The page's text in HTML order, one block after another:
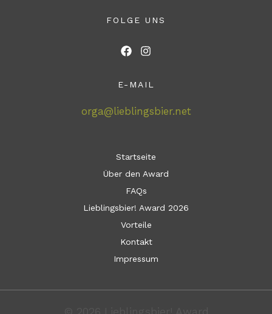
FOLGE UNS
E-MAIL
orga@lieblingsbier.net
Startseite
Über den Award
FAQs
Lieblingsbier! Award 2026
Vorteile
Kontakt
Impressum